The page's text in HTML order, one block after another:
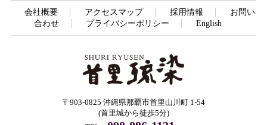
会社概要 アクセスマップ 採用情報
お問い
合わせ
プライバシーポリシー English
〒903-0825 沖縄県那覇市首里山川町 1-54
(首里城から徒歩5分)